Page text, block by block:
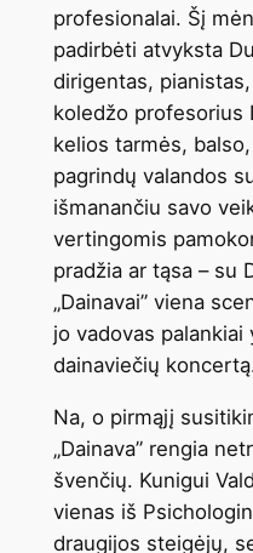
profesionalai. Šį
padirbėti atvyksta
dirigentas,
koledžo profesorius
kelios tarmės,
pagrindų valandos
išmanančiu savo
vertingomis
pradžia ar tąsa – su
„Dainavai” viena
jo vadovas
dainaviečių
Na, o pirmąjį
„Dainava” rengia
švenčių. Kunigui
vienas iš
draugijos steigėjų,